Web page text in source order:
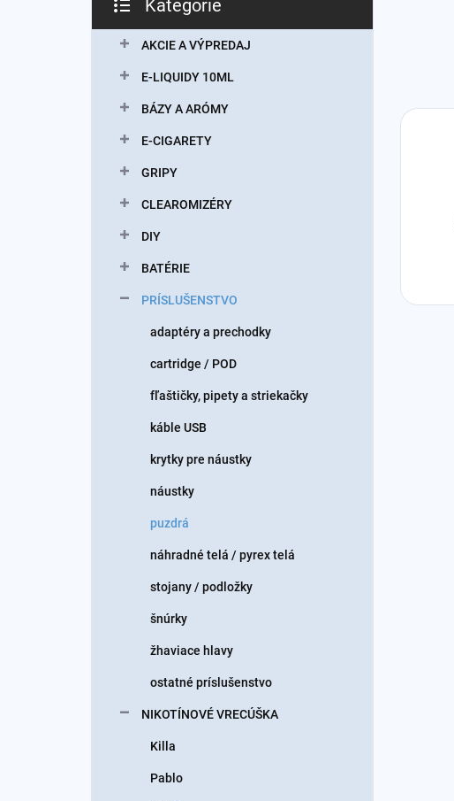
kategórie
Kategórie
AKCIE A VÝPREDAJ
E-LIQUIDY 10ML
BÁZY A ARÓMY
E-CIGARETY
GRIPY
CLEAROMIZÉRY
DIY
BATÉRIE
PRÍSLUŠENSTVO
adaptéry a prechodky
cartridge / POD
fľaštičky, pipety a striekačky
káble USB
krytky pre náustky
náustky
puzdrá
náhradné telá / pyrex telá
stojany / podložky
šnúrky
žhaviace hlavy
ostatné príslušenstvo
NIKOTÍNOVÉ VRECÚŠKA
Killa
Pablo